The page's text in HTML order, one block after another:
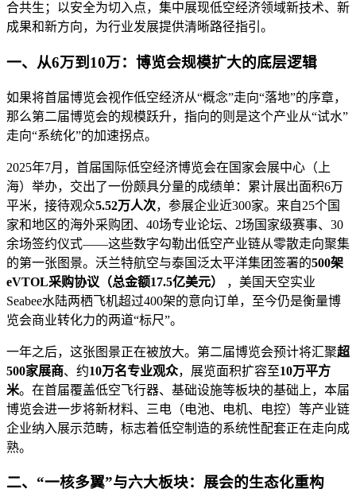
合共生；以安全为切入点，集中展现低空经济领域新技术、新
成果和新方向，为行业发展提供清晰路径指引。
一、从6万到10万：博览会规模扩大的底层逻辑
如果将首届博览会视作低空经济从“概念”走向“落地”的序章，
那么第二届博览会的规模跃升，指向的则是这个产业从“试水”
走向“系统化”的加速拐点。
2025年7月，首届国际低空经济博览会在国家会展中心（上
海）举办，交出了一份颇具分量的成绩单：累计展出面积6万
平米，接待观众5.52万人次，参展企业近300家。来自25个国
家和地区的海外采购团、40场专业论坛、2场国家级赛事、30
余场签约仪式——这些数字勾勒出低空产业链从零散走向聚集
的第一张图景。沃兰特航空与泰国泛太平洋集团签署的500架
eVTOL采购协议（总金额17.5亿美元）
，美国天空实业
Seabee水陆两栖飞机超过400架的意向订单，至今仍是衡量博
览会商业转化力的两道“标尺”。
一年之后，这张图景正在被放大。第二届博览会预计将汇聚超
500家展商、约10万名专业观众，展览面积扩容至10万平方
米。在首届覆盖低空飞行器、基础设施等板块的基础上，本届
博览会进一步将新材料、三电（电池、电机、电控）等产业链
企业纳入展示范畴，标志着低空制造的系统性配套正在走向成
熟。
二、“一核多翼”与六大板块：展会的生态化重构